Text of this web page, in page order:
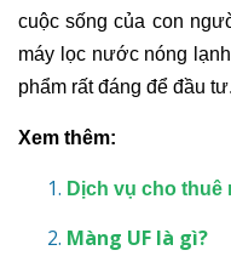
cuộc sống của con
máy lọc nước nóng
phẩm rất đáng để đầu tư.
Xem thêm:
Dịch vụ cho
Màng UF là gì?